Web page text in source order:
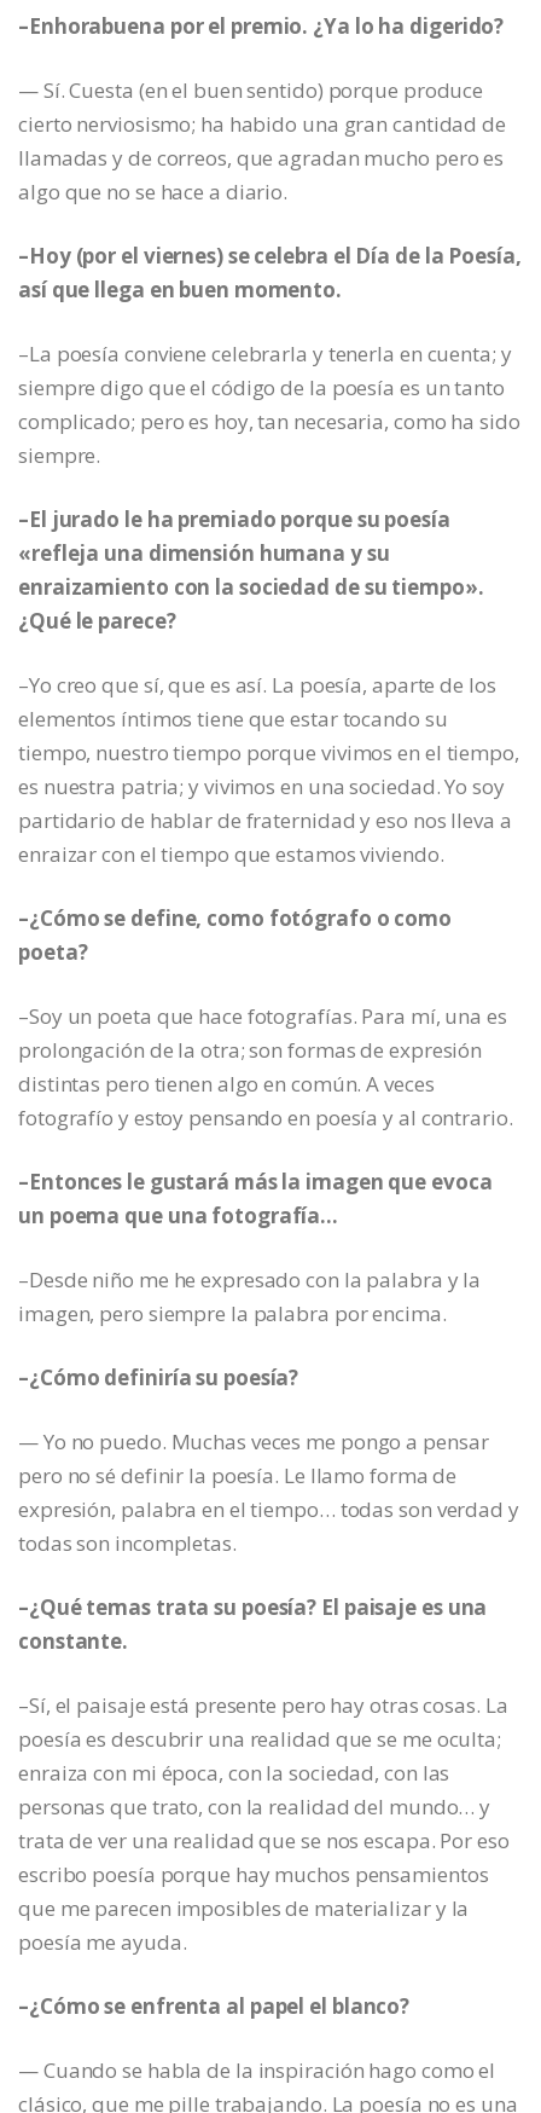
–Enhorabuena por el premio. ¿Ya lo ha digerido?
— Sí. Cuesta (en el buen sentido) porque produce
cierto nerviosismo; ha habido una gran cantidad de
llamadas y de correos, que agradan mucho pero es
algo que no se hace a diario.
–Hoy (por el viernes) se celebra el Día de la Poesía,
así que llega en buen momento.
–La poesía conviene celebrarla y tenerla en cuenta; y
siempre digo que el código de la poesía es un tanto
complicado; pero es hoy, tan necesaria, como ha sido
siempre.
–El jurado le ha premiado porque su poesía
«refleja una dimensión humana y su
enraizamiento con la sociedad de su tiempo».
¿Qué le parece?
–Yo creo que sí, que es así. La poesía, aparte de los
elementos íntimos tiene que estar tocando su
tiempo, nuestro tiempo porque vivimos en el tiempo,
es nuestra patria; y vivimos en una sociedad. Yo soy
partidario de hablar de fraternidad y eso nos lleva a
enraizar con el tiempo que estamos viviendo.
–¿Cómo se define, como fotógrafo o como
poeta?
–Soy un poeta que hace fotografías. Para mí, una es
prolongación de la otra; son formas de expresión
distintas pero tienen algo en común. A veces
fotografío y estoy pensando en poesía y al contrario.
–Entonces le gustará más la imagen que evoca
un poema que una fotografía…
–Desde niño me he expresado con la palabra y la
imagen, pero siempre la palabra por encima.
–¿Cómo definiría su poesía?
— Yo no puedo. Muchas veces me pongo a pensar
pero no sé definir la poesía. Le llamo forma de
expresión, palabra en el tiempo… todas son verdad y
todas son incompletas.
–¿Qué temas trata su poesía? El paisaje es una
constante.
–Sí, el paisaje está presente pero hay otras cosas. La
poesía es descubrir una realidad que se me oculta;
enraiza con mi época, con la sociedad, con las
personas que trato, con la realidad del mundo… y
trata de ver una realidad que se nos escapa. Por eso
escribo poesía porque hay muchos pensamientos
que me parecen imposibles de materializar y la
poesía me ayuda.
–¿Cómo se enfrenta al papel el blanco?
— Cuando se habla de la inspiración hago como el
clásico, que me pille trabajando. La poesía no es una